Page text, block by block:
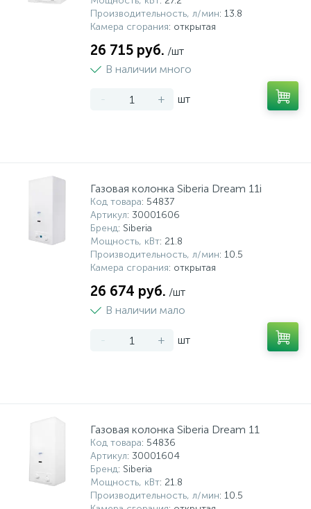
Производительность, л/мин: 13.8
Камера сгорания: открытая
26 715 руб. /шт
В наличии много
- + шт
Газовая колонка Siberia Dream 11i
Код товара: 54837
Артикул: 30001606
Бренд: Siberia
Мощность, кВт: 21.8
Производительность, л/мин: 10.5
Камера сгорания: открытая
26 674 руб. /шт
В наличии мало
- + шт
Газовая колонка Siberia Dream 11
Код товара: 54836
Артикул: 30001604
Бренд: Siberia
Мощность, кВт: 21.8
Производительность, л/мин: 10.5